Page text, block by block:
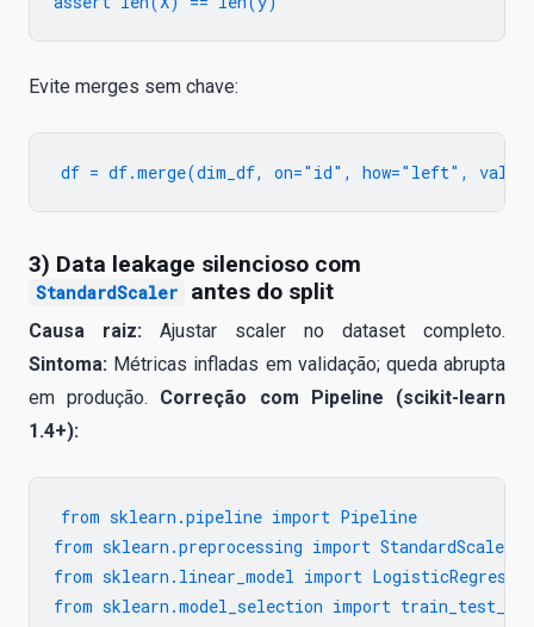
Evite merges sem chave:
3) Data leakage silencioso com
StandardScaler antes do split
Causa raiz: Ajustar scaler no dataset completo.
Sintoma: Métricas infladas em validação; queda abrupta
em produção. Correção com Pipeline (scikit-learn
1.4+):
from sklearn.pipeline import Pipeline
from sklearn.preprocessing import StandardScaler
from sklearn.linear_model import
from sklearn.model_selection import